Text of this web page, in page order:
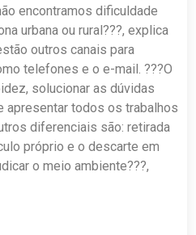
encontramos dificuldade
urbana ou rural???, explica
outros canais para
telefones e o e-mail. ???O
solucionar as dúvidas
apresentar todos os trabalhos
diferenciais são: retirada
próprio e o descarte em
o meio ambiente???,